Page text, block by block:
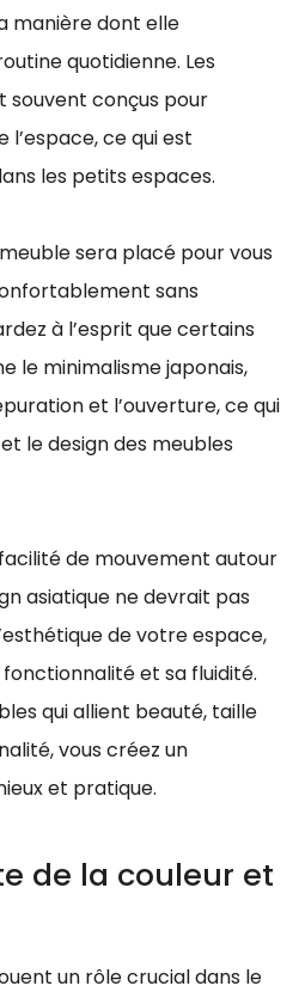
manière dont elle
quotidienne. Les
souvent conçus pour
l’espace, ce qui est
les petits espaces.
sera placé pour vous
sans
à l’esprit que certains
le minimalisme japonais,
et l’ouverture, ce qui
le design des meubles
de mouvement autour
asiatique ne devrait pas
de votre espace,
et sa fluidité.
qui allient beauté, taille
vous créez un
et pratique.
de la couleur et
un rôle crucial dans le